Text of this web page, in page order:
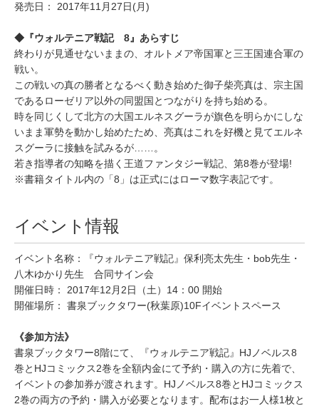
発売日： 2017年11月27日(月)
◆『ウォルテニア戦記 8』あらすじ
終わりが見通せないままの、オルトメア帝国軍と三王国連合軍の
戦い。
この戦いの真の勝者となるべく動き始めた御子柴亮真は、宗主国
であるローゼリア以外の同盟国とつながりを持ち始める。
時を同じくして北方の大国エルネスグーラが旗色を明らかにしな
いまま軍勢を動かし始めたため、亮真はこれを好機と見てエルネ
スグーラに接触を試みるが……。
若き指導者の知略を描く王道ファンタジー戦記、第8巻が登場!
※書籍タイトル内の「8」は正式にはローマ数字表記です。
イベント情報
イベント名称：『ウォルテニア戦記』保利亮太先生・bob先生・
八木ゆかり先生 合同サイン会
開催日時： 2017年12月2日（土）14：00 開始
開催場所： 書泉ブックタワー(秋葉原)10Fイベントスペース
《参加方法》
書泉ブックタワー8階にて、『ウォルテニア戦記』HJノベルス8
巻とHJコミックス2巻を全額内金にて予約・購入の方に先着で、
イベントの参加券が渡されます。HJノベルス8巻とHJコミックス
2巻の両方の予約・購入が必要となります。配布はお一人様1枚と